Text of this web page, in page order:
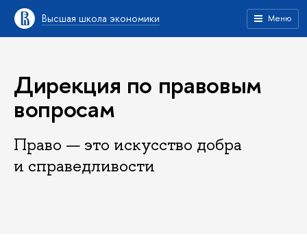
Высшая школа экономики Меню
Дирекция по правовым
вопросам
Право — это искусство добра
и справедливости